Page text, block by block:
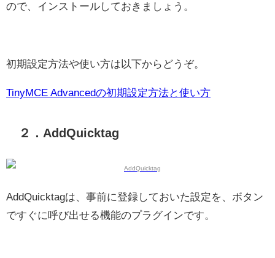
ので、インストールしておきましょう。
初期設定方法や使い方は以下からどうぞ。
TinyMCE Advancedの初期設定方法と使い方
２．AddQuicktag
AddQuicktagは、事前に登録しておいた設定を、ボタン
ですぐに呼び出せる機能のプラグインです。